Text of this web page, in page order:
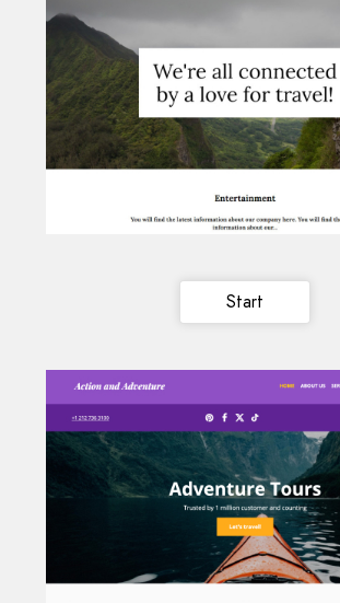
Start